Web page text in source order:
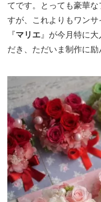
てです。とっても豪華
すが、これよりもワン
『マリエ』が今月特に
だき、ただいま制作に